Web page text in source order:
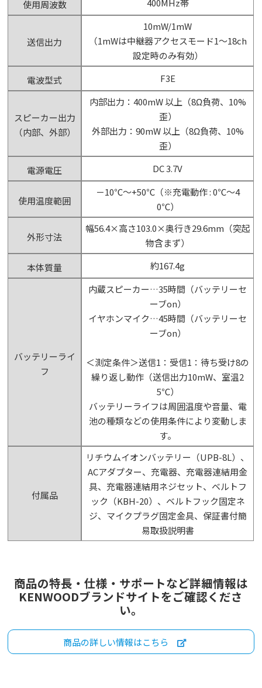
使用周波数 400MHz帯
送信出力
10mW/1mW
（1mWは中継器アクセスモード1～18ch
設定時のみ有効）
電波型式
F3E
スピーカー出力
（内部、外部）
内部出力：400mW 以上（8Ω負荷、10%
歪）
外部出力：90mW 以上（8Ω負荷、10%
歪）
電源電圧
DC 3.7V
使用温度範囲
－10℃～+50℃（※充電動作 : 0℃～4
0℃）
外形寸法
幅56.4×高さ103.0×奥行き29.6mm（突起
物含まず）
本体質量
約167.4g
バッテリーライ
フ
内蔵スピーカー…35時間（バッテリーセ
ーブon）
イヤホンマイク…45時間（バッテリーセ
ーブon）
＜測定条件＞送信1：受信1：待ち受け8の
繰り返し動作（送信出力10mW、室温2
5℃）
バッテリーライフは周囲温度や音量、電
池の種類などの使用条件により変動しま
す。
付属品
リチウムイオンバッテリー（UPB-8L）、
ACアダプター、充電器、充電器連結用金
具、充電器連結用ネジセット、ベルトフ
ック（KBH-20）、ベルトフック固定ネ
ジ、マイクプラグ固定金具、保証書付簡
易取扱説明書
商品の特長・仕様・サポートなど詳細情報は
KENWOODブランドサイトをご確認くださ
い。
商品の詳しい情報はこちら